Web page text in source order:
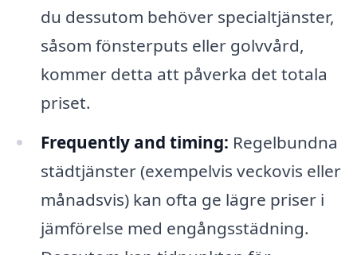
du dessutom behöver specialtjänster,
såsom fönsterputs eller golvvård,
kommer detta att påverka det totala
priset.
Frequently and timing: Regelbundna
städtjänster (exempelvis veckovis eller
månadsvis) kan ofta ge lägre priser i
jämförelse med engångsstädning.